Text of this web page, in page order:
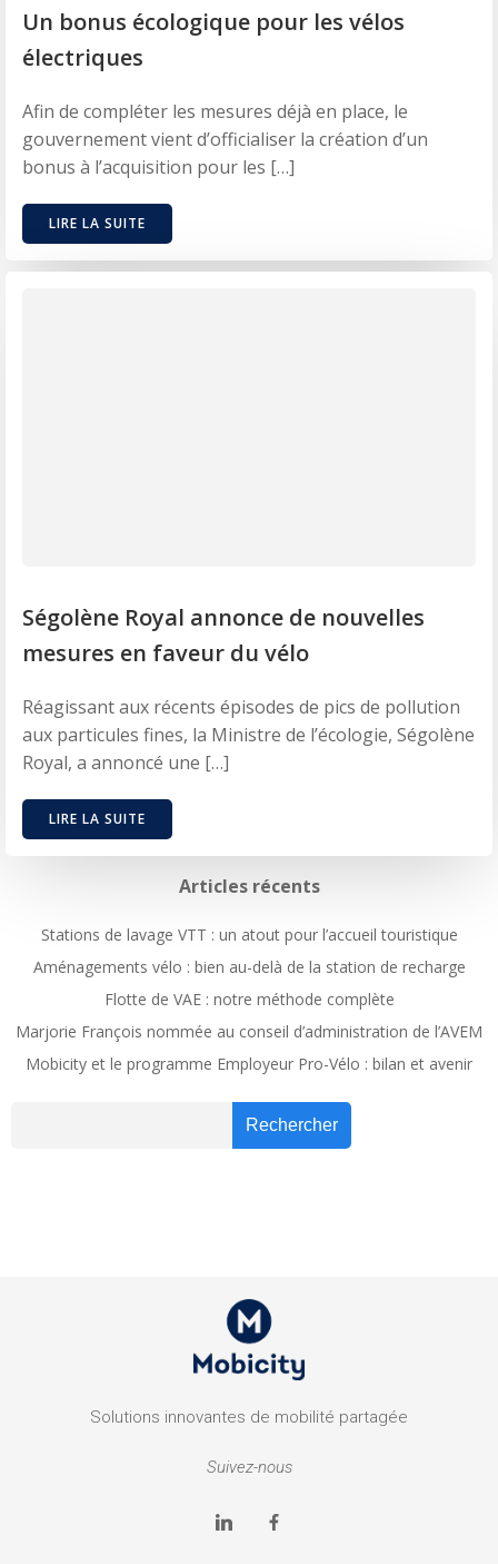
Un bonus écologique pour les vélos
électriques
Afin de compléter les mesures déjà en place, le
gouvernement vient d’officialiser la création d’un
bonus à l’acquisition pour les […]
LIRE LA SUITE
Ségolène Royal annonce de nouvelles
mesures en faveur du vélo
Réagissant aux récents épisodes de pics de pollution
aux particules fines, la Ministre de l’écologie, Ségolène
Royal, a annoncé une […]
LIRE LA SUITE
Articles récents
Stations de lavage VTT : un atout pour l’accueil touristique
Aménagements vélo : bien au-delà de la station de recharge
Flotte de VAE : notre méthode complète
Marjorie François nommée au conseil d’administration de l’AVEM
Mobicity et le programme Employeur Pro-Vélo : bilan et avenir
Rechercher
Solutions innovantes de mobilité partagée
Suivez-nous